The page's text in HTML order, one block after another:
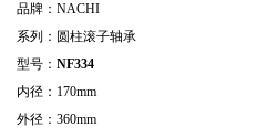
品牌：NACHI
系列：圆柱滚子轴承
型号： NF334
内径：170mm
外径：360mm